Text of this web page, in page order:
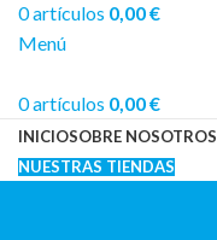
0artículos 0,00€
Menú
0artículos 0,00€
INICIOSOBRE NOSOTROS
NUESTRAS TIENDAS